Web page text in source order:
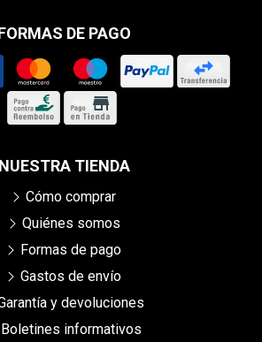
DE PAGO
NUESTRA TIENDA
Cómo comprar
Quiénes somos
Formas de pago
Gastos de envío
y devoluciones
Boletines informativos